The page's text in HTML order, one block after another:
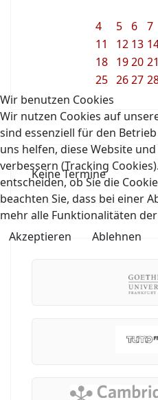
4
5 6 7
11
12 13
18
19 20 21
25 26 27
Keine Termine
Wir benutzen Cookies
Wir nutzen Cookies auf
sind essenziell für den
uns helfen, diese Website
verbessern (Tracking
entscheiden, ob Sie die
beachten Sie, dass bei einer
mehr alle Funktionalitäten
Akzeptieren
Ablehnen